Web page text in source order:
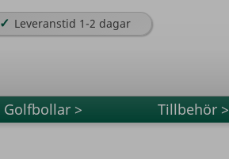
✓ Leveranstid 1-2 dagar
Golfbollar > Tillbehör >